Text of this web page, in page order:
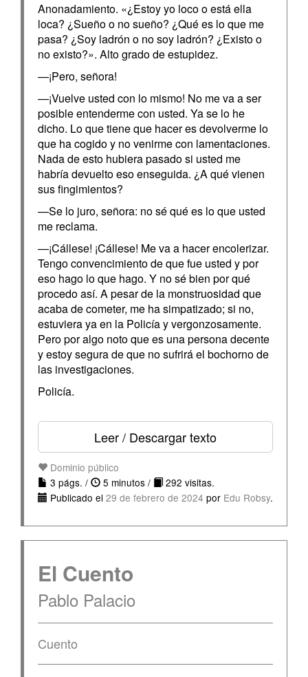
Anonadamiento. «¿Estoy yo loco o está ella
loca? ¿Sueño o no sueño? ¿Qué es lo que me
pasa? ¿Soy ladrón o no soy ladrón? ¿Existo o
no existo?». Alto grado de estupidez.
—¡Pero, señora!
—¡Vuelve usted con lo mismo! No me va a ser
posible entenderme con usted. Ya se lo he
dicho. Lo que tiene que hacer es devolverme lo
que ha cogido y no venirme con lamentaciones.
Nada de esto hubiera pasado si usted me
habría devuelto eso enseguida. ¿A qué vienen
sus fingimientos?
—Se lo juro, señora: no sé qué es lo que usted
me reclama.
—¡Cállese! ¡Cállese! Me va a hacer encolerizar.
Tengo convencimiento de que fue usted y por
eso hago lo que hago. Y no sé bien por qué
procedo así. A pesar de la monstruosidad que
acaba de cometer, me ha simpatizado; si no,
estuviera ya en la Policía y vergonzosamente.
Pero por algo noto que es una persona decente
y estoy segura de que no sufrirá el bochorno de
las investigaciones.
Policía.
Leer / Descargar texto
Dominio público
3 págs. /
5 minutos /
292 visitas.
Publicado el 29 de febrero de 2024 por Edu Robsy.
El Cuento
Pablo Palacio
Cuento